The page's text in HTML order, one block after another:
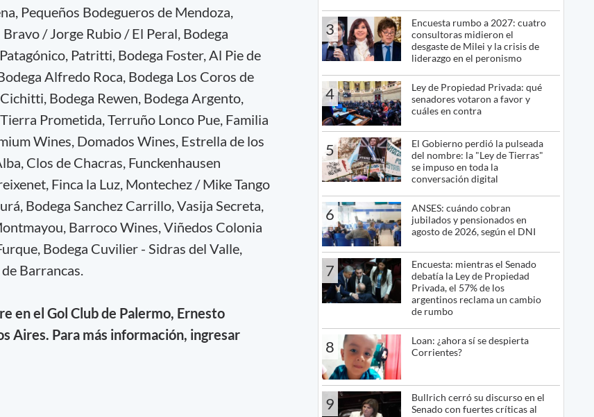
Pequeños Bodegueros de Mendoza,
/ Jorge Rubio / El Peral, Bodega
Patritti, Bodega Foster, Al Pie de
Alfredo Roca, Bodega Los Coros de
Bodega Rewen, Bodega Argento,
Prometida, Terruño Lonco Pue, Familia
Wines, Domados Wines, Estrella de los
Clos de Chacras, Funckenhausen
Finca la Luz, Montechez / Mike Tango
Bodega Sanchez Carrillo, Vasija Secreta,
Barroco Wines, Viñedos Colonia
Bodega Cuvilier - Sidras del Valle,
Barrancas.
en el Gol Club de Palermo, Ernesto
Aires. Para más información, ingresar
3
Encuesta rumbo a 2027: cuatro
consultoras midieron el
desgaste de Milei y la crisis de
liderazgo en el peronismo
4
Ley de Propiedad Privada: qué
senadores votaron a favor y
cuáles en contra
5
El Gobierno perdió la pulseada
del nombre: la "Ley de Tierras"
se impuso en toda la
conversación digital
6
ANSES: cuándo cobran
jubilados y pensionados en
agosto de 2026, según el DNI
7
Encuesta: mientras el Senado
debatía la Ley de Propiedad
Privada, el 57% de los
argentinos reclama un cambio
de rumbo
8
Loan: ¿ahora sí se despierta
Corrientes?
9
Bullrich cerró su discurso en el
Senado con fuertes críticas al